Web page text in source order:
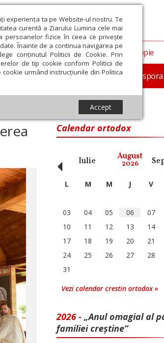
experiența ta pe Website-ul nostru. Te
curentă a Ziarului Lumina cele mai
persoanelor fizice în ceea ce privește
Înainte de a continua navigarea pe
conținutul Politicii de Cookie. Prin
de tip cookie conform Politicii de
urmând instrucțiunile din Politica
Accept
Documentar In memoriam Diaspora
Societate Opinii Filantropie
Calendar ortodox
Iulie August
2026
‹ L M M J V
03
04 05 06 07
10
11 12 13 14
17
18 19 20 21
24
25 26 27 28
31
Vezi calendar crestin ortodox »
2026 - „Anul omagial al
familiei creștine”